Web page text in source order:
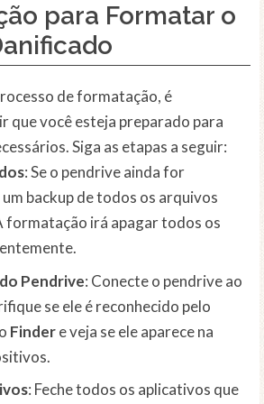
para Formatar o
de formatação, é
que você esteja preparado para
Siga as etapas a seguir:
: Se o pendrive ainda for
backup de todos os arquivos
formatação irá apagar todos os
Pendrive: Conecte o pendrive ao
se ele é reconhecido pelo
Findere veja se ele aparece na
: Feche todos os aplicativos que